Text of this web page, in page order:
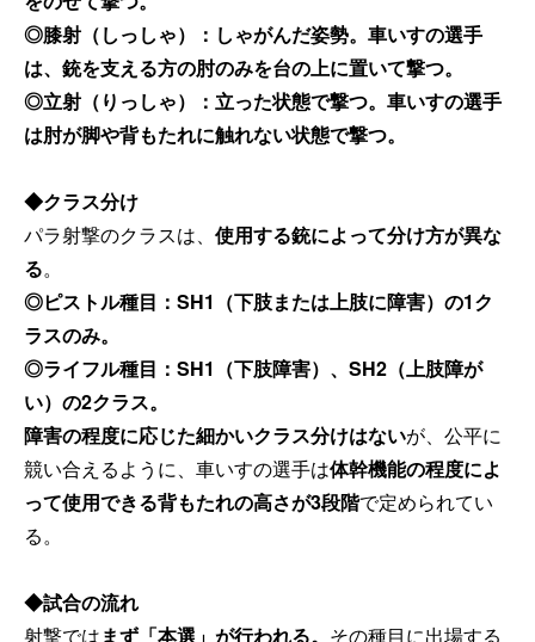
◎膝射（しっしゃ）：しゃがんだ姿勢。車いすの選手
は、銃を支える方の肘のみを台の上に置いて撃つ。
◎立射（りっしゃ）：立った状態で撃つ。車いすの選手
は肘が脚や背もたれに触れない状態で撃つ。
◆クラス分け
パラ射撃のクラスは、 使用する銃によって分け方が異な
る。
◎ピストル種目：SH1（下肢または上肢に障害）の1ク
ラスのみ。
◎ライフル種目：SH1（下肢障害）、SH2（上肢障が
い）の2クラス。
障害の程度に応じた細かいクラス分けはないが、公平に
競い合えるように、車いすの選手は体幹機能の程度によ
って使用できる背もたれの高さが3段階で定められてい
る。
◆試合の流れ
射撃ではまず「本選」が行われる。 その種目に出場する